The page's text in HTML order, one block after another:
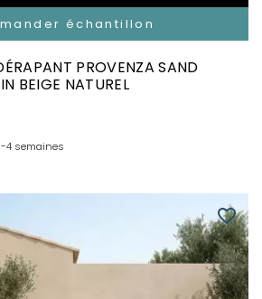
échantillon
PROVENZA SAND
BEIGE NATUREL
4 semaines
favorite_border